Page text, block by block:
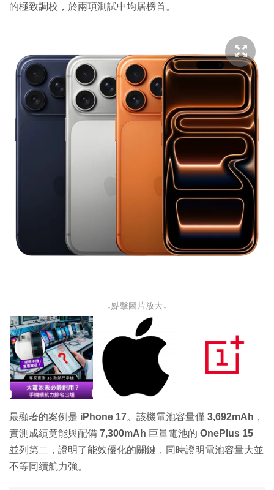
的極致調校，於兩項測試中均居榜首。
↓點擊圖片放大↓
最顯著的案例是 iPhone 17。該機電池容量僅 3,692mAh ，
實測成績竟能與配備 7,300mAh 巨量電池的 OnePlus 15
並列第二，證明了能效優化的關鍵，同時證明電池容量大並
不等同續航力強。